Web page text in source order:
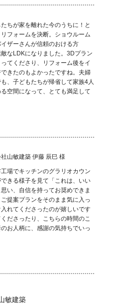
ちが家を離れた今のうちに！と
フォームを決断。ショウルーム
イザーさんが信頼のおける方
なLDKになりました。3Dプラン
てくださり、リフォーム後をイ
できたのもよかったですね。夫婦
、子どもたちが帰省して家族4人
空間になって、とても満足して
山敏建築 伊藤 辰巳 様
場でキッチンのグラリオカウン
できる様子を見て「これは、いい
い、自信を持ってお奨めできま
ご提案プランをそのまま気に入っ
れてくださったのが嬉しいです
ださったり、こちらの時間のこ
お人柄に、感謝の気持ちでいっ
敏建築